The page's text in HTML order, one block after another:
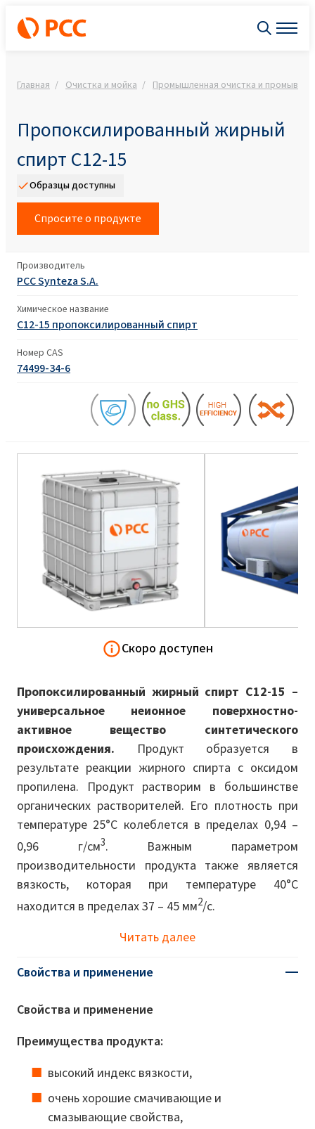
Главная Очистка и мойка Промышленная очистка и промывка
Пропоксилированный жирный
спирт C12-15
Образцы доступны
Спросите о продукте
Производитель
PCC Synteza S.A.
Химическое название
C12-15 пропоксилированный спирт
Номер CAS
74499-34-6
Скоро доступен
Пропоксилированный жирный спирт C12-15 –
универсальное неионное поверхностно-
активное вещество синтетического
происхождения. Продукт образуется в
результате реакции жирного спирта с оксидом
пропилена. Продукт растворим в большинстве
органических растворителей. Его плотность при
температуре 25°C колеблется в пределах 0,94 –
0,96 г/см3. Важным параметром
производительности продукта также является
вязкость, которая при температуре 40°C
находится в пределах 37 – 45 мм2/с.
Читать далее
Свойства и применение
Свойства и применение
Преимущества продукта:
высокий индекс вязкости,
очень хорошие смачивающие и
смазывающие свойства,